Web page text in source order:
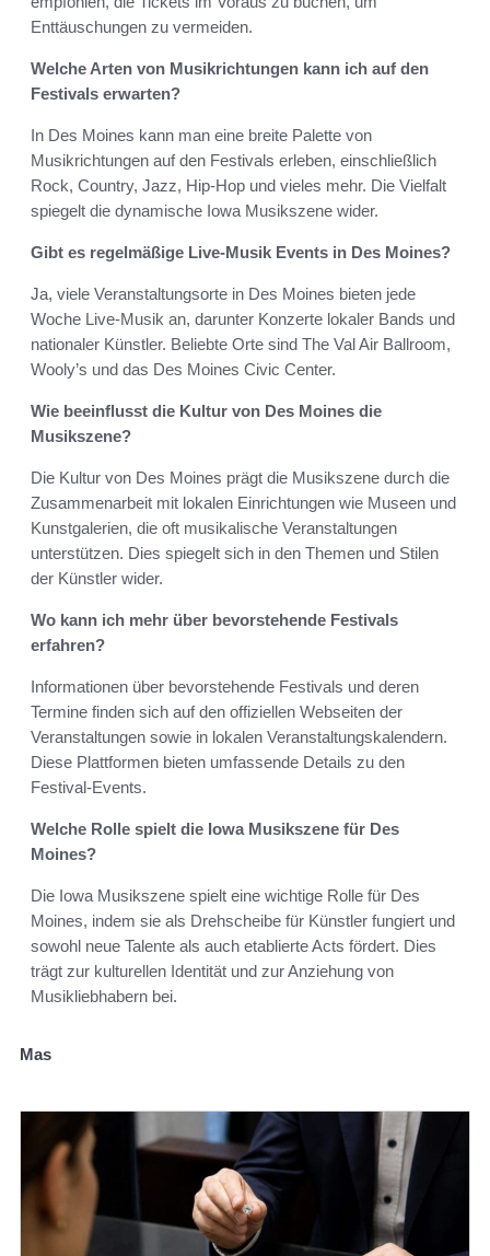
Enttäuschungen zu vermeiden.
Welche Arten von Musikrichtungen kann ich auf den
Festivals erwarten?
In Des Moines kann man eine breite Palette von
Musikrichtungen auf den Festivals erleben, einschließlich
Rock, Country, Jazz, Hip-Hop und vieles mehr. Die Vielfalt
spiegelt die dynamische Iowa Musikszene wider.
Gibt es regelmäßige Live-Musik Events in Des Moines?
Ja, viele Veranstaltungsorte in Des Moines bieten jede
Woche Live-Musik an, darunter Konzerte lokaler Bands und
nationaler Künstler. Beliebte Orte sind The Val Air Ballroom,
Wooly’s und das Des Moines Civic Center.
Wie beeinflusst die Kultur von Des Moines die
Musikszene?
Die Kultur von Des Moines prägt die Musikszene durch die
Zusammenarbeit mit lokalen Einrichtungen wie Museen und
Kunstgalerien, die oft musikalische Veranstaltungen
unterstützen. Dies spiegelt sich in den Themen und Stilen
der Künstler wider.
Wo kann ich mehr über bevorstehende Festivals
erfahren?
Informationen über bevorstehende Festivals und deren
Termine finden sich auf den offiziellen Webseiten der
Veranstaltungen sowie in lokalen Veranstaltungskalendern.
Diese Plattformen bieten umfassende Details zu den
Festival-Events.
Welche Rolle spielt die Iowa Musikszene für Des
Moines?
Die Iowa Musikszene spielt eine wichtige Rolle für Des
Moines, indem sie als Drehscheibe für Künstler fungiert und
sowohl neue Talente als auch etablierte Acts fördert. Dies
trägt zur kulturellen Identität und zur Anziehung von
Musikliebhabern bei.
Mas